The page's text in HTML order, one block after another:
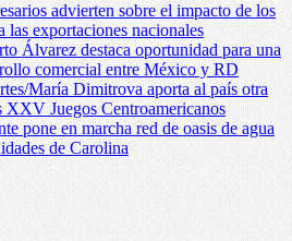
advierten sobre el impacto de los
las exportaciones nacionales
Álvarez destaca oportunidad para una
comercial entre México y RD
María Dimitrova aporta al país otra
XXV Juegos Centroamericanos
pone en marcha red de oasis de agua
de Carolina